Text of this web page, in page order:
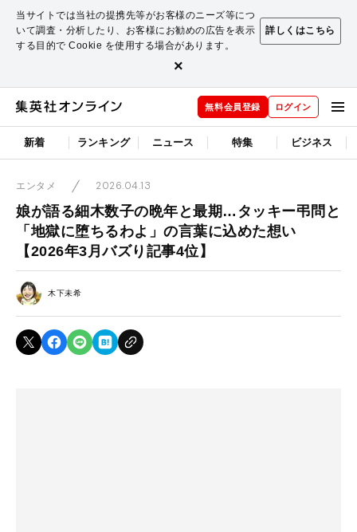
当サイトでは当社の提携先等がお客様のニーズ等につ
いて調査・分析したり、お客様にお勧めの広告を表示
する目的で Cookie を使用する場合があります。
詳しくはこちら
×
無料会員登録 ログイン
新着 ランキング ニュース 特集 ビジネス
エンタメ 2026.04.13
娘が語る細木数子の晩年と最期…タッキー弔問と
「地獄に堕ちるわよ」の言葉に込めた想い
【2026年3月バズり記事4位】
木下未希